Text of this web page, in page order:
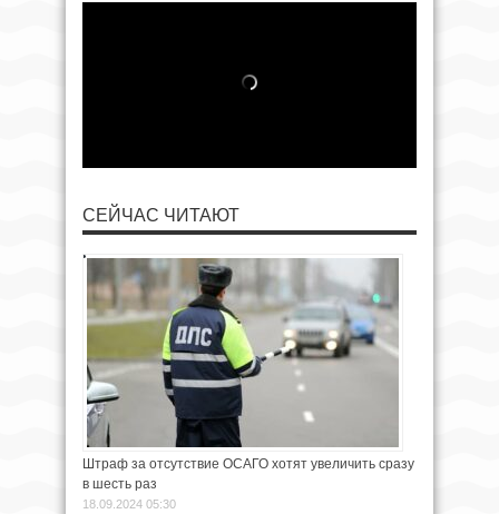
СЕЙЧАС ЧИТАЮТ
Штраф за отсутствие ОСАГО хотят увеличить сразу
в шесть раз
18.09.2024 05:30